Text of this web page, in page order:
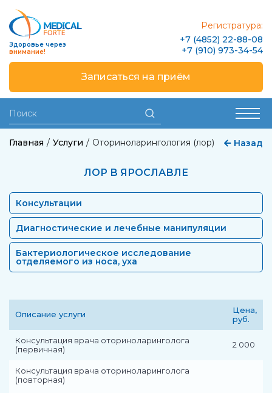
Здоровье через
внимание!
Регистратура:
+7 (4852) 22-88-08
+7 (910) 973-34-54
Записаться на приём
Главная Услуги Оториноларингология (лор) Назад
ЛОР В ЯРОСЛАВЛЕ
Консультации
Диагностические и лечебные манипуляции
Бактериологическое исследование
отделяемого из носа, уха
Описание услуги
Цена,
руб.
Консультация врача оториноларинголога
(первичная)
2 000
Консультация врача оториноларинголога
(повторная)